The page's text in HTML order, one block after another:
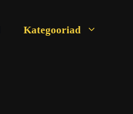
Kategooriad